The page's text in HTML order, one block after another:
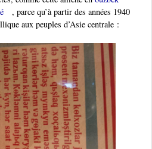
, parce qu’à partir des années 1940
aux peuples d’Asie centrale :